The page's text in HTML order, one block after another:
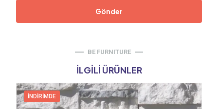
BE FURNITURE
İLGILI ÜRÜNLER
İNDIRIMDE